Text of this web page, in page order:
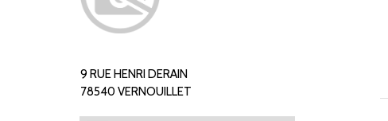
9 RUE HENRI DERAIN
78540 VERNOUILLET